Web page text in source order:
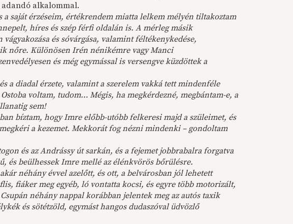
alkalommal.
a saját érzéseim, értékrendem miatta lelkem mélyén tiltakoztam
híres és szép férfi oldalán is. A mérleg másik
és sóvárgása, valamint féltékenykedése,
nőre. Különösen Irén nénikémre vagy Manci
és még egymással is versengve küzdöttek a
a diadal érzete, valamint a szerelem vakká tett mindenféle
voltam, tudom… Mégis, ha megkérdezné, megbántam-e, a
sem!
bíztam, hogy Imre előbb-utóbb felkeresi majd a szüleimet, és
a kezemet. Mekkorát fog nézni mindenki – gondoltam
és az Andrássy út sarkán, és a fejemet jobbrabalra forgatva
beülhessek Imre mellé az élénkvörös bőrülésre.
néhány évvel azelőtt, és ott, a belvárosban jól lehetett
fiáker meg egyéb, ló vontatta kocsi, és egyre több motorizált,
néhány nappal korábban jelentek meg az autós taxik
és sötétzöld, egymást hangos dudaszóval üdvözlő